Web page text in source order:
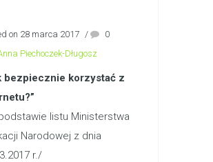
on 28 marca 2017 /
0
Piechoczek-Długosz
bezpiecznie korzystać z
listu Ministerstwa
Narodowej z dnia
r./